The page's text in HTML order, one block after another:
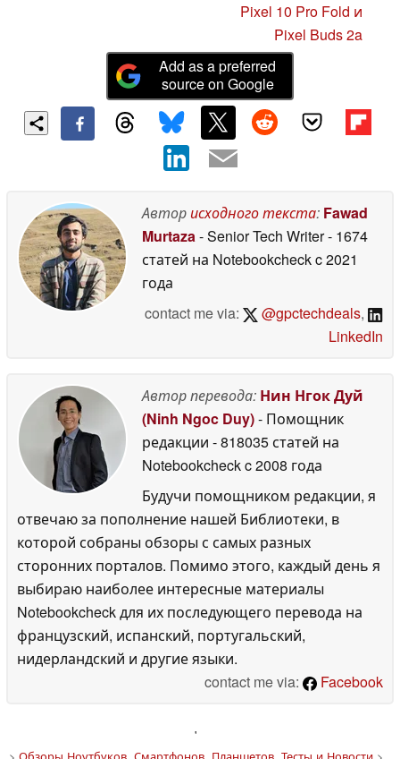
Pixel 10 Pro Fold и
Pixel Buds 2a
Add as a preferred
source on Google
Авторисходного текста: Fawad
Murtaza- Senior Tech Writer- 1674
статей на Notebookcheckc 2021
года
contact me via:
@gpctechdeals,
LinkedIn
Автор перевода: Нин Нгок Дуй
(Ninh Ngoc Duy)- Помощник
редакции - 818035 статей на
Notebookcheckc 2008 года
Будучи помощником редакции, я
отвечаю за пополнение нашей Библиотеки, в
которой собраны обзоры с самых разных
сторонних порталов. Помимо этого, каждый день я
выбираю наиболее интересные материалы
Notebookcheck для их последующего перевода на
французский, испанский, португальский,
нидерландский и другие языки.
contact me via:
Facebook
'